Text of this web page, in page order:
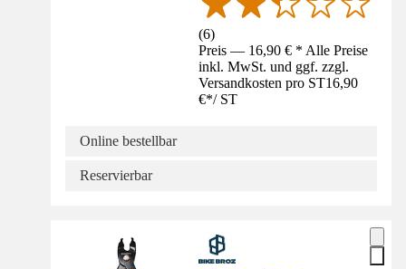
(6)
Preis — 16,90 € * Alle Preise
inkl. MwSt. und ggf. zzgl.
Versandkosten pro ST16,90
€*/ ST
Online bestellbar
Reservierbar